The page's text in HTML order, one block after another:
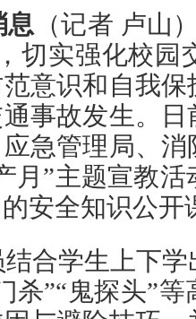
息 （记者 卢山
切实强化校园
意识和自我
事故发生。
急管理局、
月”主题宣教
安全知识公开
合学生上下
杀”“鬼探头”